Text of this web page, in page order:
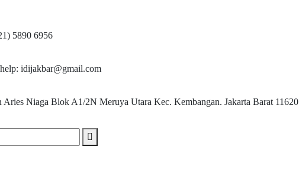
5890 6956
idijakbar@gmail.com
Aries Niaga Blok A1/2N Meruya Utara Kec. Kembangan. Jakarta Barat 11620